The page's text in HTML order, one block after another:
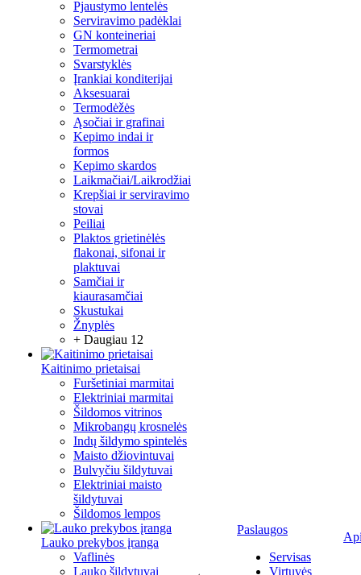
Pjaustymo lentelės
Serviravimo padėklai
GN konteineriai
Termometrai
Svarstyklės
Įrankiai konditerijai
Aksesuarai
Termodėžės
Ąsočiai ir grafinai
Kepimo indai ir
formos
Kepimo skardos
Laikmačiai/Laikrodžiai
Krepšiai ir serviravimo
stovai
Peiliai
Plaktos grietinėlės
flakonai, sifonai ir
plaktuvai
Samčiai ir
kiaurasamčiai
Skustukai
Žnyplės
+ Daugiau 12
Kaitinimo prietaisai
Furšetiniai marmitai
Elektriniai marmitai
Šildomos vitrinos
Mikrobangų krosnelės
Indų šildymo spintelės
Maisto džiovintuvai
Bulvyčiu šildytuvai
Elektriniai maisto
šildytuvai
Šildomos lempos
Lauko prekybos įranga
Vaflinės
Lauko šildytuvai
Paslaugos
Servisas
Virtuvės